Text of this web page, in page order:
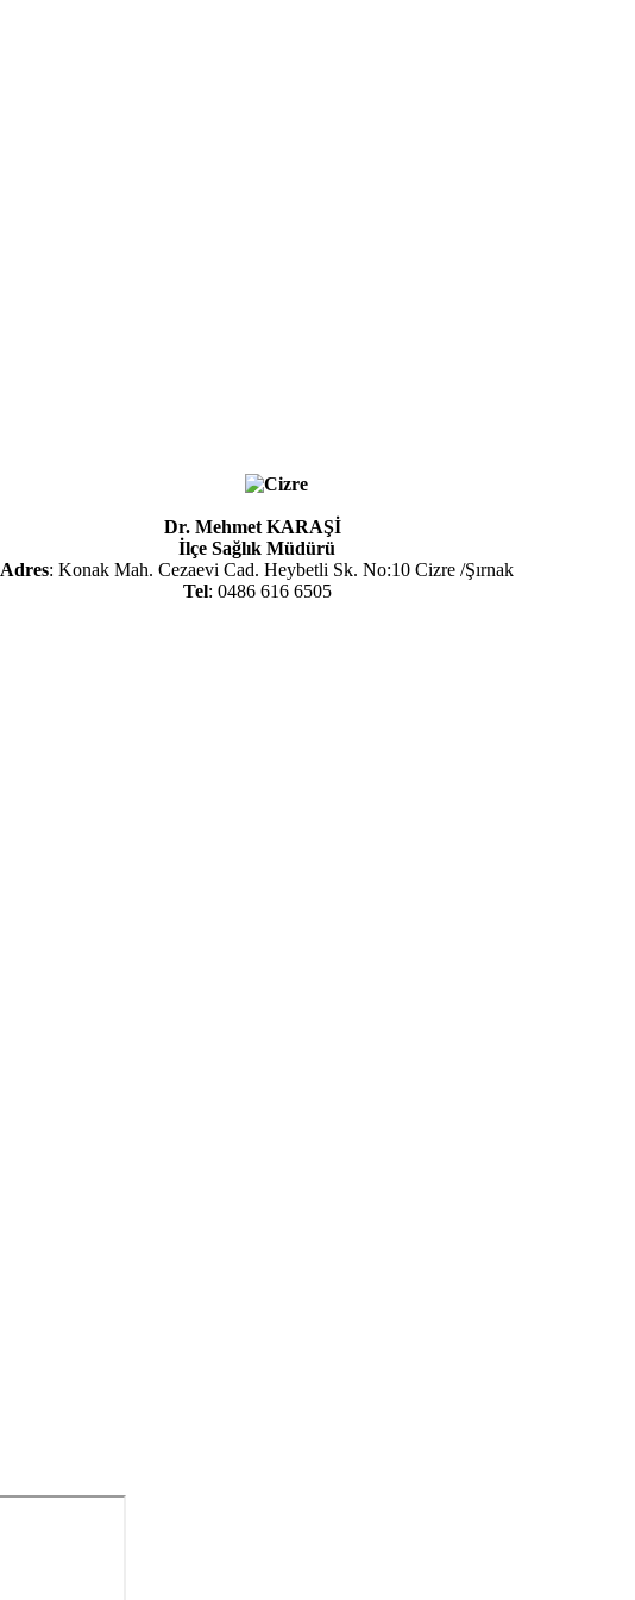
Dr. Mehmet KARAŞİ
İlçe Sağlık Müdürü
Adres: Konak Mah. Cezaevi Cad. Heybetli Sk. No:10 Cizre /Şırnak
Tel: 0486 616 6505